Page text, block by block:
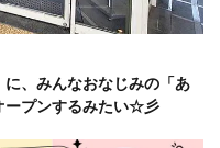
に、みんなおなじみの「あ
ープンするみたい☆彡